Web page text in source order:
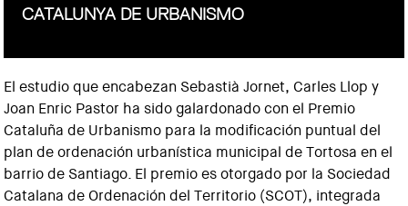
CATALUNYA DE URBANISMO
El estudio que encabezan Sebastià Jornet, Carles Llop y
Joan Enric Pastor ha sido galardonado con el Premio
Cataluña de Urbanismo para la modificación puntual del
plan de ordenación urbanística municipal de Tortosa en el
barrio de Santiago. El premio es otorgado por la Sociedad
Catalana de Ordenación del Territorio (SCOT), integrada